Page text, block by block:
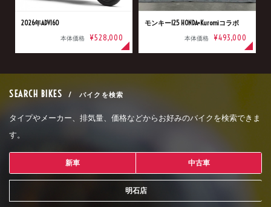
2026年ADV160
本体価格 ¥528,000
モンキー125 HONDA×Kuromiコラボ
本体価格 ¥493,000
SEARCH BIKES / バイクを検索
タイプやメーカー、排気量、価格などからお好みのバイクを検索できま
す。
新車 中古車
明石店